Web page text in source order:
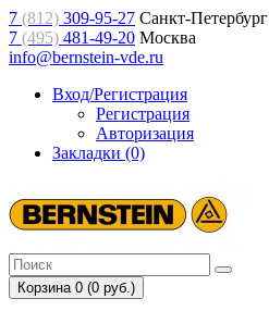
7 (812) 309-95-27 Санкт-Петербург
7 (495) 481-49-20 Москва
info@bernstein-vde.ru
Вход/Регистрация
Регистрация
Авторизация
Закладки (0)
Корзина 0 (0 руб.)